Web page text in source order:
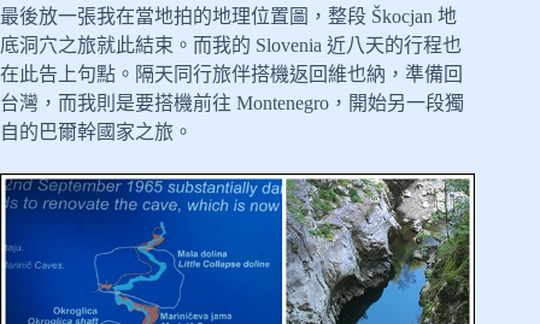
最後放一張我在當地拍的地理位置圖，整段 Škocjan 地
底洞穴之旅就此結束。而我的 Slovenia 近八天的行程也
在此告上句點。隔天同行旅伴搭機返回維也納，準備回
台灣，而我則是要搭機前往 Montenegro，開始另一段獨
自的巴爾幹國家之旅。